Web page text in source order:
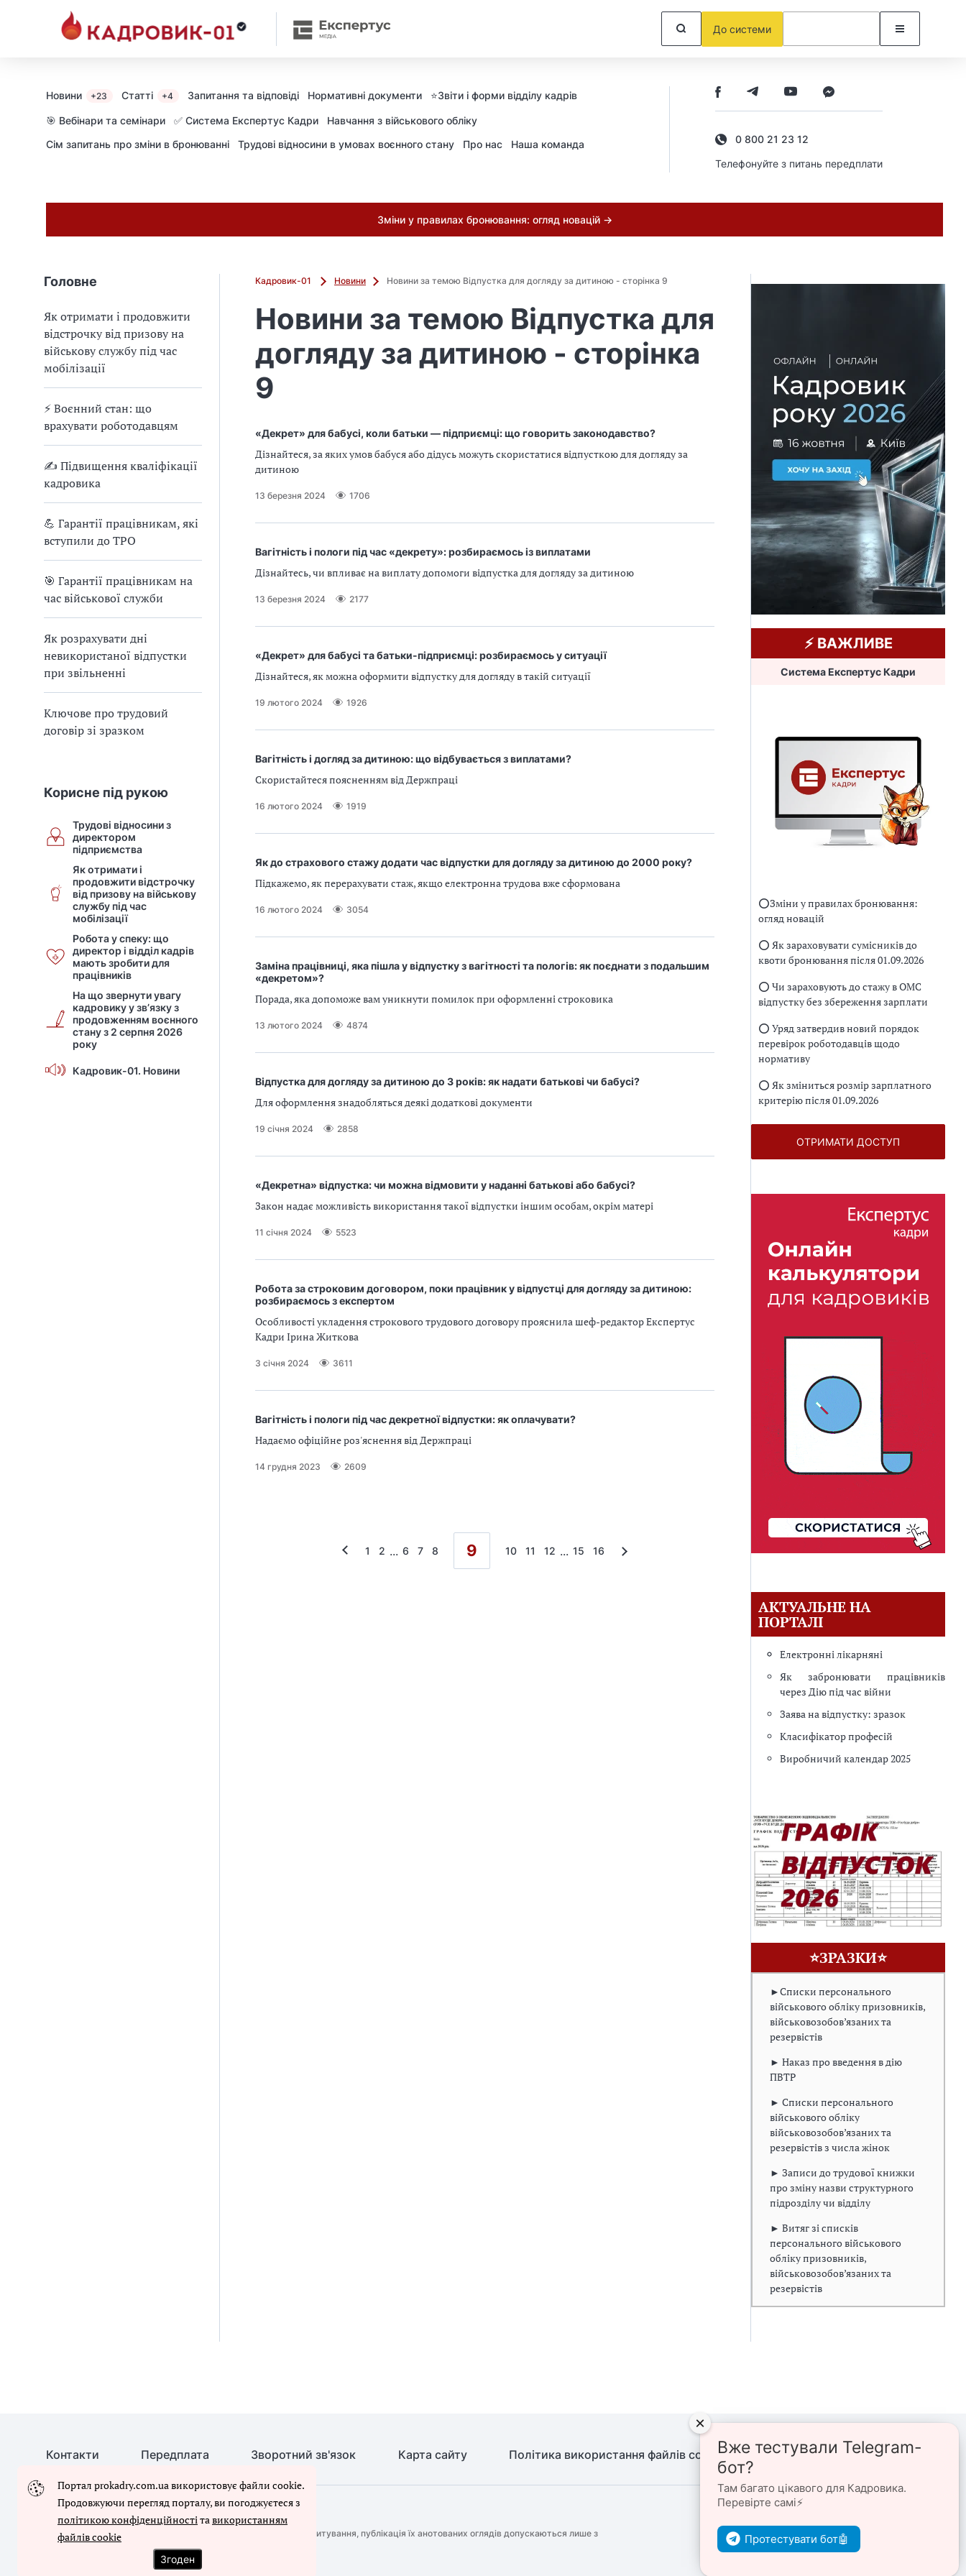
До системи
Новини +23 Статті +4 Запитання та відповіді Нормативні документи ⭐️Звіти і форми відділу кадрів
🎯 Вебінари та семінари ✅ Система Експертус Кадри
Навчання з військового обліку
Сім запитань про зміни в бронюванні
Трудові відносини в умовах воєнного стану Про нас Наша команда
0 800 21 23 12
Телефонуйте з питань передплати
Зміни у правилах бронювання: огляд новацій →
Головне
Як отримати і продовжити
відстрочку від призову на
військову службу під час
мобілізації
⚡ Воєнний стан: що
врахувати роботодавцям
✍ Підвищення кваліфікації
кадровика
💪 Гарантії працівникам, які
вступили до ТРО
🎯 Гарантії працівникам на
час військової служби
Як розрахувати дні
невикористаної відпустки
при звільненні
Ключове про трудовий
договір зі зразком
Корисне під рукою
Трудові відносини з
директором
підприємства
Як отримати і
продовжити відстрочку
від призову на військову
службу під час
мобілізації
Робота у спеку: що
директор і відділ кадрів
мають зробити для
працівників
На що звернути увагу
кадровику у зв’язку з
продовженням воєнного
стану з 2 серпня 2026
року
Кадровик-01. Новини
Кадровик-01 Новини Новини за темою Відпустка для догляду за дитиною - сторінка 9
Новини за темою Відпустка для
догляду за дитиною - сторінка
9
«Декрет» для бабусі, коли батьки — підприємці: що говорить законодавство?
Дізнайтеся, за яких умов бабуся або дідусь можуть скористатися відпусткою для догляду за
дитиною
13 березня 2024 1706
Вагітність і пологи під час «декрету»: розбираємось із виплатами
Дізнайтесь, чи впливає на виплату допомоги відпустка для догляду за дитиною
13 березня 2024 2177
«Декрет» для бабусі та батьки-підприємці: розбираємось у ситуації
Дізнайтеся, як можна оформити відпустку для догляду в такій ситуації
19 лютого 2024 1926
Вагітність і догляд за дитиною: що відбувається з виплатами?
Скористайтеся поясненням від Держпраці
16 лютого 2024 1919
Як до страхового стажу додати час відпустки для догляду за дитиною до 2000 року?
Підкажемо, як перерахувати стаж, якщо електронна трудова вже сформована
16 лютого 2024 3054
Заміна працівниці, яка пішла у відпустку з вагітності та пологів: як поєднати з подальшим
«декретом»?
Порада, яка допоможе вам уникнути помилок при оформленні строковика
13 лютого 2024 4874
Відпустка для догляду за дитиною до 3 років: як надати батькові чи бабусі?
Для оформлення знадобляться деякі додаткові документи
19 січня 2024 2858
«Декретна» відпустка: чи можна відмовити у наданні батькові або бабусі?
Закон надає можливість використання такої відпустки іншим особам, окрім матері
11 січня 2024 5523
Робота за строковим договором, поки працівник у відпустці для догляду за дитиною:
розбираємось з експертом
Особливості укладення строкового трудового договору прояснила шеф-редактор Експертус
Кадри Ірина Житкова
3 січня 2024 3611
Вагітність і пологи під час декретної відпустки: як оплачувати?
Надаємо офіційне роз'яснення від Держпраці
14 грудня 2023 2609
1 2 ... 6 7 8 9 10 11 12 ... 15 16
⚡️ ВАЖЛИВЕ
Система Експертус Кадри
⭕️Зміни у правилах бронювання:
огляд новацій
⭕️ Як зараховувати сумісників до
квоти бронювання після 01.09.2026
⭕️ Чи зараховують до стажу в ОМС
відпустку без збереження зарплати
⭕️ Уряд затвердив новий порядок
перевірок роботодавців щодо
нормативу
⭕️ Як зміниться розмір зарплатного
критерію після 01.09.2026
ОТРИМАТИ ДОСТУП
АКТУАЛЬНЕ НА
ПОРТАЛІ
Електронні лікарняні
Як забронювати працівників
через Дію під час війни
Заява на відпустку: зразок
Класифікатор професій
Виробничий календар 2025
⭐ЗРАЗКИ⭐
►Списки персонального
військового обліку призовників,
військовозобов’язаних та
резервістів
► Наказ про введення в дію
ПВТР
► Списки персонального
військового обліку
військовозобов’язаних та
резервістів з числа жінок
► Записи до трудової книжки
про зміну назви структурного
підрозділу чи відділу
► Витяг зі списків
персонального військового
обліку призовників,
військовозобов’язаних та
резервістів
Контакти Передплата Зворотний зв'язок Карта сайту Політика використання файлів cookie Політика конфіденційності
© Кадровик-01, 2026. Усі права захищено
Повне або часткове копіювання будь-яких матеріалів сайту, цитування, публікація їх анотованих оглядів допускаються лише з
письмового дозволу редакції сайту
Портал prokadry.com.ua використовує файли cookie.
Продовжуючи перегляд порталу, ви погоджуєтеся з
політикою конфіденційностітавикористанням
файлів cookie
Згоден
Вже тестували Telegram-
бот?
Там багато цікавого для Кадровика.
Перевірте самі⚡️
Протестувати бот🤖
×